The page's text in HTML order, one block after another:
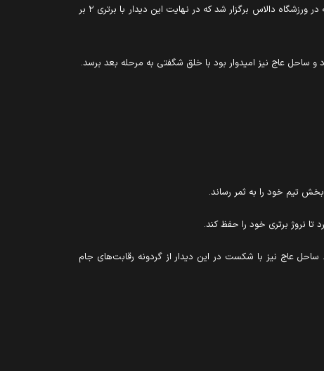
به گزارش میدان، دیدار تیم‌های ملی نروژ و ساحل عاج در چارچوب مرحله یک‌شانزدهم نهایی رقابت‌های جام جهانی ۲۰۲۶ از ساعت ۲۰:۳۰ سه‌شنبه در ورزشگاه دالاس برگزار شد که در نهایت این دیدار با برتری ۲ بر
ساحل عاج نیز امیدوار بود با خلق شگفتی به مرحله بعد برسد.
تا نروژ برتری خود را حفظ کند.
نیویورک/نیوجرسی برابر برزیل قرار بگیرد. ساحل عاج نیز با شکست در این دیدار از گردونه رقابت‌های جام